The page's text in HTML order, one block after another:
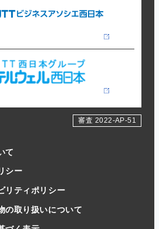
審査 2022-AP-51
て
シー
リティポリシー
の取り扱いについて